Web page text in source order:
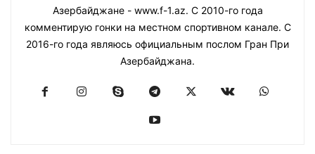
Азербайджане - www.f-1.az. С 2010-го года
комментирую гонки на местном спортивном канале. С
2016-го года являюсь официальным послом Гран При
Азербайджана.